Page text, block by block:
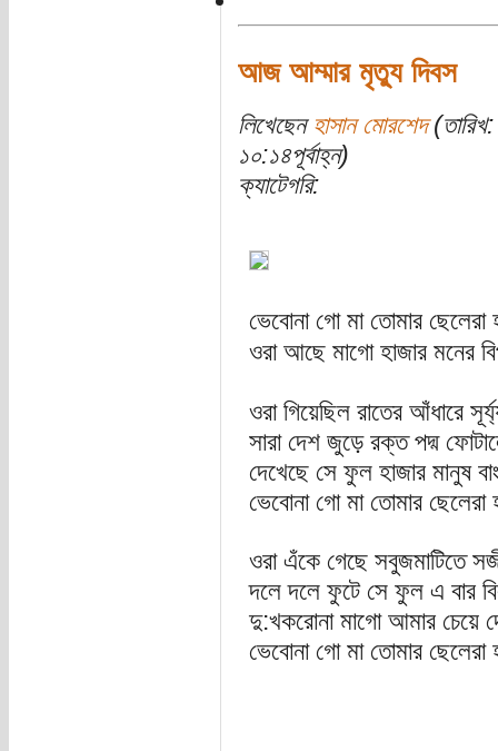
আজ আম্মার মৃতু্য দিবস
লিখেছেন হাসান মোরশেদ
১০:১৪পূর্বাহ্ন)
ক্যাটেগরি:
ভেবোনা গো মা তোমার ছেলেরা
ওরা আছে মাগো হাজার মনের
ওরা গিয়েছিল রাতের আঁধারে
সারা দেশ জুড়ে রক্ত পদ্ম
দেখেছে সে ফুল হাজার মানুষ
ভেবোনা গো মা তোমার ছেলেরা
ওরা এঁকে গেছে সবুজমাটিতে
দলে দলে ফুটে সে ফুল এ বার
দু:খকরোনা মাগো আমার চেয়ে
ভেবোনা গো মা তোমার ছেলেরা